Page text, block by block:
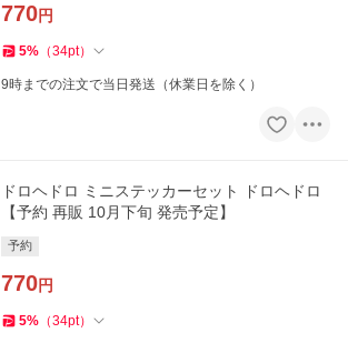
770円
5% （34pt）
9時までの注文で当日発送（休業日を除く）
ドロヘドロ ミニステッカーセット ドロヘドロ
【予約 再販 10月下旬 発売予定】
予約
770円
5% （34pt）